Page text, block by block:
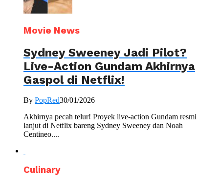
Movie News
Sydney Sweeney Jadi Pilot?
Live-Action Gundam Akhirnya
Gaspol di Netflix!
By PopRed30/01/2026
Akhirnya pecah telur! Proyek live-action Gundam resmi
lanjut di Netflix bareng Sydney Sweeney dan Noah
Centineo....
Culinary